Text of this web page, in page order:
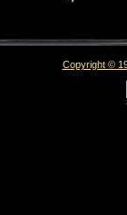
Copyright ©